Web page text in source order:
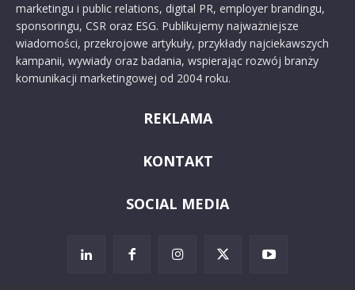
marketingu i public relations, digital PR, employer brandingu,
sponsoringu, CSR oraz ESG. Publikujemy najważniejsze
wiadomości, przekrojowe artykuły, przykłady najciekawszych
kampanii, wywiady oraz badania, wspierając rozwój branży
komunikacji marketingowej od 2004 roku.
REKLAMA
KONTAKT
SOCIAL MEDIA